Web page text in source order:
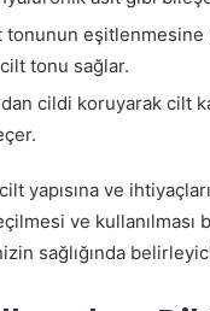
eşitlenmesine
tonu sağlar.
cildi koruyarak cilt
yapısına ve
ve kullanılması
sağlığında